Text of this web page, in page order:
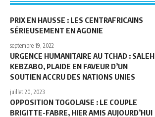
PRIX EN HAUSSE : LES CENTRAFRICAINS
SÉRIEUSEMENT EN AGONIE
septembre 19, 2022
URGENCE HUMANITAIRE AU TCHAD : SALEH
KEBZABO, PLAIDE EN FAVEUR D’UN
SOUTIEN ACCRU DES NATIONS UNIES
juillet 20, 2023
OPPOSITION TOGOLAISE : LE COUPLE
BRIGITTE-FABRE, HIER AMIS AUJOURD’HUI